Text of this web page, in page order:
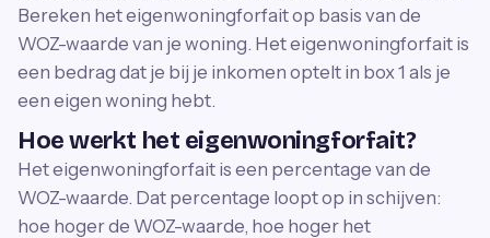
Bereken het eigenwoningforfait op basis van de
WOZ-waarde van je woning. Het eigenwoningforfait is
een bedrag dat je bij je inkomen optelt in box 1 als je
een eigen woning hebt.
Hoe werkt het eigenwoningforfait?
Het eigenwoningforfait is een percentage van de
WOZ-waarde. Dat percentage loopt op in schijven:
hoe hoger de WOZ-waarde, hoe hoger het